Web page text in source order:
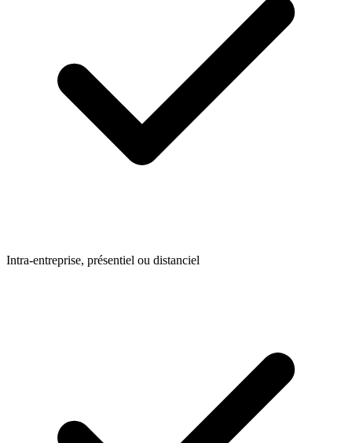
Intra-entreprise, présentiel ou distanciel